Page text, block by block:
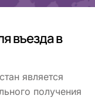
въезда в
является
получения